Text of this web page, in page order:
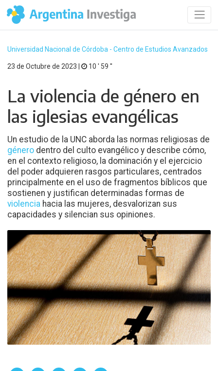
Universidad Nacional de Córdoba - Centro de Estudios Avanzados
23 de Octubre de 2023 | 10 ′ 59 ′′
La violencia de género en
las iglesias evangélicas
Un estudio de la UNC aborda las normas religiosas de
género dentro del culto evangélico y describe cómo,
en el contexto religioso, la dominación y el ejercicio
del poder adquieren rasgos particulares, centrados
principalmente en el uso de fragmentos bíblicos que
sostienen y justifican determinadas formas de
violencia hacia las mujeres, desvalorizan sus
capacidades y silencian sus opiniones.